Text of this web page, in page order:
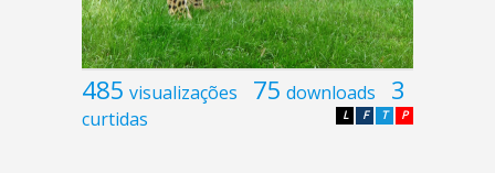
485 visualizações 75 downloads 3
curtidas P
T
F
L